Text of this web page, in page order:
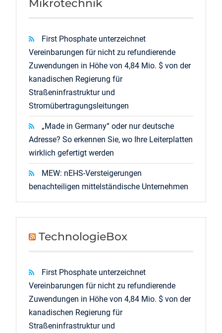
Mikrotechnik
First Phosphate unterzeichnet
Vereinbarungen für nicht zu refundierende
Zuwendungen in Höhe von 4,84 Mio. $ von der
kanadischen Regierung für
Straßeninfrastruktur und
Stromübertragungsleitungen
„Made in Germany“ oder nur deutsche
Adresse? So erkennen Sie, wo Ihre Leiterplatten
wirklich gefertigt werden
MEW: nEHS-Versteigerungen
benachteiligen mittelständische Unternehmen
TechnologieBox
First Phosphate unterzeichnet
Vereinbarungen für nicht zu refundierende
Zuwendungen in Höhe von 4,84 Mio. $ von der
kanadischen Regierung für
Straßeninfrastruktur und